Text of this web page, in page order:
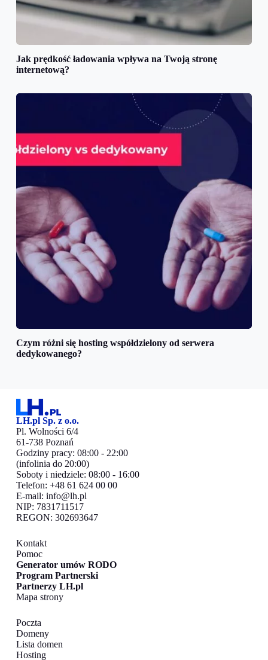
Jak prędkość ładowania wpływa na Twoją stronę
internetową?
Czym różni się hosting współdzielony od serwera
dedykowanego?
LH.pl Sp. z o.o.
Pl. Wolności 6/4
61-738 Poznań
Godziny pracy: 08:00 - 22:00
(infolinia do 20:00)
Soboty i niedziele: 08:00 - 16:00
Telefon: +48 61 624 00 00
E-mail: info@lh.pl
NIP: 7831711517
REGON: 302693647
Kontakt
Pomoc
Generator umów RODO
Program Partnerski
Partnerzy LH.pl
Mapa strony
Poczta
Domeny
Lista domen
Hosting